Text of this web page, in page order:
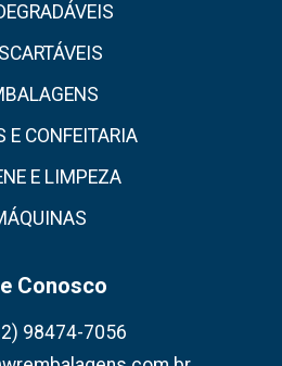
E CONFEITARIA
E LIMPEZA
Conosco
98474-7056